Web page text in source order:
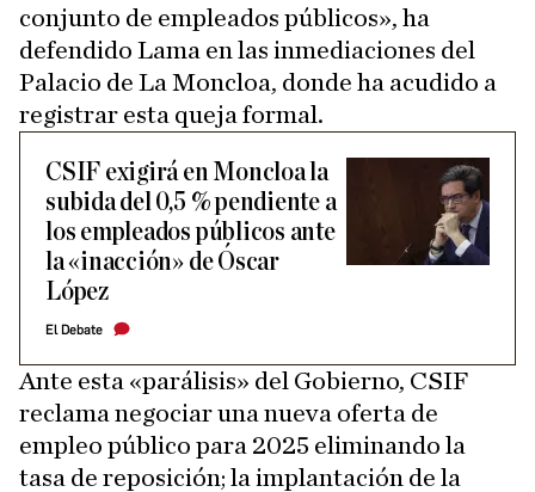
conjunto de empleados públicos», ha
defendido Lama en las inmediaciones del
Palacio de La Moncloa, donde ha acudido a
registrar esta queja formal.
CSIF exigirá en Moncloa la
subida del 0,5 % pendiente a
los empleados públicos ante
la «inacción» de Óscar
López
El Debate
Ante esta «parálisis» del Gobierno, CSIF
reclama negociar una nueva oferta de
empleo público para 2025 eliminando la
tasa de reposición; la implantación de la